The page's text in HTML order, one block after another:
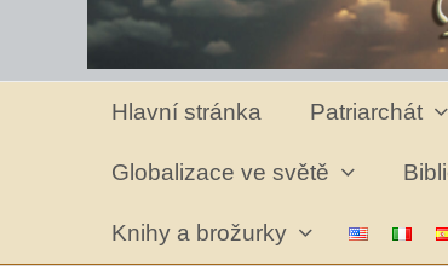
Hlavní stránka Patriarchát
Globalizace ve světě
Knihy a brožurky